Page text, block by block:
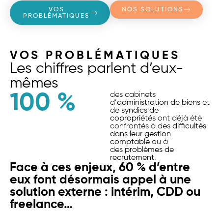
VOS
PROBLÉMATIQUES
NOS SOLUTIONS
VOS PROBLÉMATIQUES
Les chiffres parlent d’eux-
mêmes
100 %
des cabinets
d’administration de biens et
de syndics de
copropriétés ont déjà été
confrontés à des difficultés
dans leur gestion
comptable ou à
des problèmes de
recrutement.
Face à ces enjeux, 60 % d’entre
eux font désormais appel à une
solution externe : intérim, CDD ou
freelance…